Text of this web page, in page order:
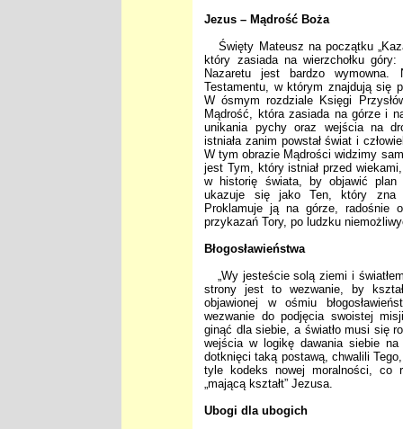
Jezus – Mądrość Boża
Święty Mateusz na początku
który zasiada na wierzchołku
Nazaretu jest bardzo wymowna.
Testamentu, w którym znajdują się
W ósmym rozdziale Księgi
Mądrość, która zasiada na górze i
unikania pychy oraz wejścia na
istniała zanim powstał świat i
W tym obrazie Mądrości widzimy
jest Tym, który istniał przed
w historię świata, by objawić plan
ukazuje się jako Ten, który zna
Proklamuje ją na górze, radośnie
przykazań Tory, po ludzku
Błogosławieństwa
„Wy jesteście solą ziemi i
strony jest to wezwanie, by
objawionej w ośmiu
wezwanie do podjęcia swoistej
ginąć dla siebie, a światło musi się
wejścia w logikę dawania siebie na
dotknięci taką postawą, chwalili
tyle kodeks nowej moralności, co
„mającą kształt” Jezusa.
Ubogi dla ubogich